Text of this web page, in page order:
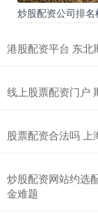
炒股配资公司排名
港股配资平台 东北
线上股票配资门户
股票配资合法吗
炒股配资网站约选
金难题